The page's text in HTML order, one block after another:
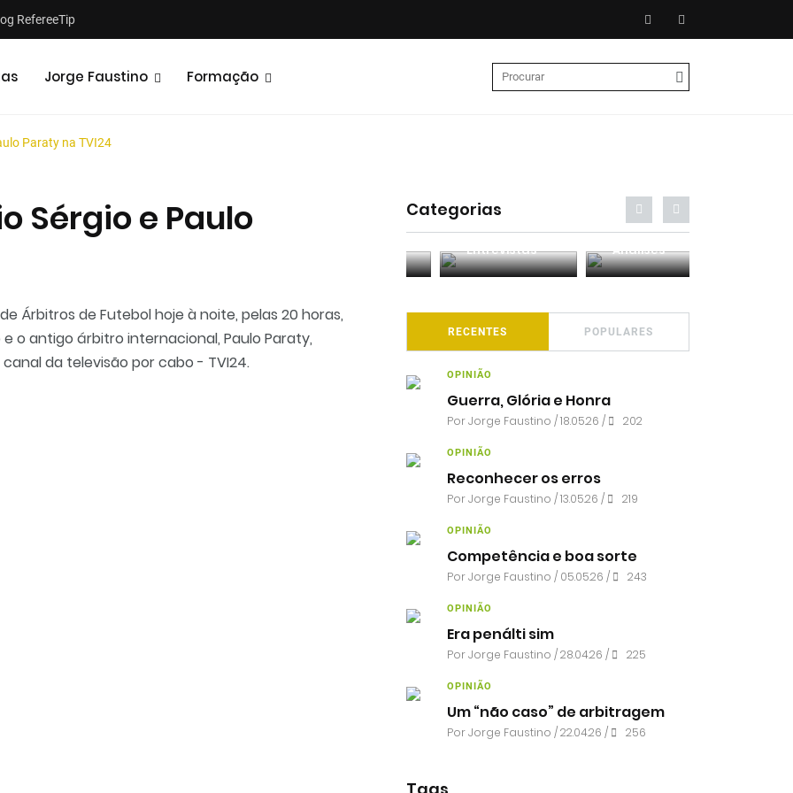
RefereeTip
Jorge Faustino Formação
Paraty na TVI24
Sérgio e Paulo
Árbitros de Futebol hoje à noite, pelas 20 horas,
o antigo árbitro internacional, Paulo Paraty,
da televisão por cabo - TVI24.
Categorias
Entrevistas Análises
RECENTES POPULARES
OPINIÃO
Guerra, Glória e Honra
PorJorge Faustino / 18.05.26 / 202
OPINIÃO
Reconhecer os erros
PorJorge Faustino / 13.05.26 / 219
OPINIÃO
Competência e boa sorte
PorJorge Faustino / 05.05.26 / 243
OPINIÃO
Era penálti sim
PorJorge Faustino / 28.04.26 / 225
OPINIÃO
Um “não caso” de arbitragem
PorJorge Faustino / 22.04.26 / 256